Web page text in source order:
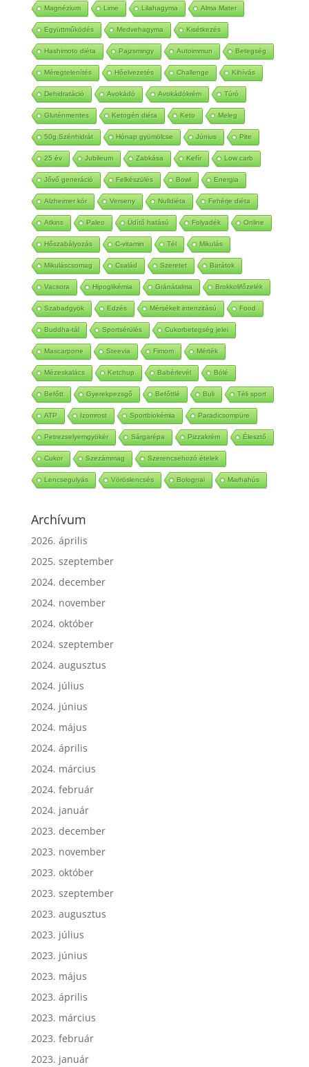
Magnézium Lime Lilahagyma Alma Mater
Együttműködés Medvehagyma Kisétkezés
Hashimoto diéta Pajzsmirigy Autoimmun Betegség
Méregtelenítés Hőelvezetés Challenge Kihívás
Dehidratáció Avokádó Avokádókrém Túró
Gluténmentes Ketogén diéta Keto Meleg
50g Szénhidrát Hónap gyümölcse Június Pite
25 év Jubileum Zabkása Kefír Low carb
Jővő generáció Felkészülés Bowl Energia
Alzheimer kór Verseny Nulldiéta Fehérje diéta
Atkins Paleo Üdítő hatású Folyadék Online
Hőszabályozás C-vitamin Tél Mikulás
Mikuláscsomag Család Szeretet Barátok
Vacsora Hipoglikémia Gránátalma Brokkolifőzelék
Szabadgyök Edzés Mérsékelt intenzitású Food
Buddha-tál Sportsérülés Cukorbetegség jelei
Mascarpone Steevia Fimom Mérték
Mézeskalács Ketchup Babérlevél Bólé
Befőtt Gyerekpezsgő Befőttlé Buli Téli sport
ATP Izomrost Sportbiokémia Paradicsompüre
Petrezselyemgyökér Sárgarépa Pizzakrém Élesztő
Cukor Szezámmag Szerencsehozó ételek
Lencsegulyás Vöröslencsés Bolognai Marhahús
Archívum
2026. április
2025. szeptember
2024. december
2024. november
2024. október
2024. szeptember
2024. augusztus
2024. július
2024. június
2024. május
2024. április
2024. március
2024. február
2024. január
2023. december
2023. november
2023. október
2023. szeptember
2023. augusztus
2023. július
2023. június
2023. május
2023. április
2023. március
2023. február
2023. január